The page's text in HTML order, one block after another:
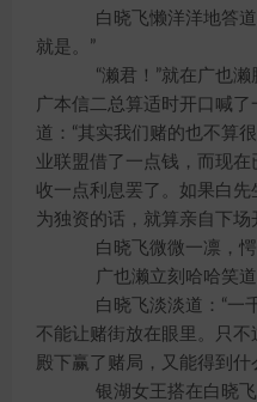
白晓飞懒洋洋地答道
就是。”
“濑君！”就在广也濑
广本信二总算适时开口喊
道：“其实我们赌的也不算
业联盟借了一点钱，而现
收一点利息罢了。如果白
为独资的话，就算亲自下场
白晓飞微微一凛，愕
广也濑立刻哈哈笑道
白晓飞淡淡道：“一千
不能让赌街放在眼里。只
殿下赢了赌局，又能得到什
银湖女王搭在白晓飞